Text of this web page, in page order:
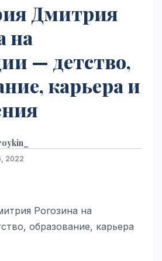
Дмитрия
на
— детство,
карьера и
2022